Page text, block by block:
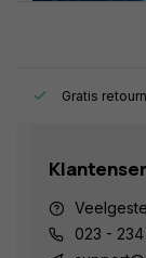
Gratis
023 -